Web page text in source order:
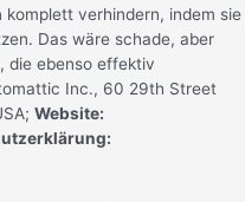
verhindern, indem sie
Das wäre schade, aber
die ebenso effektiv
Inc., 60 29th Street
Website: